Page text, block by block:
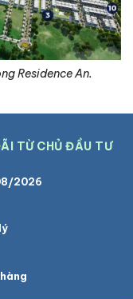
Residence An.
TỪ CHỦ ĐẦU TƯ
2026